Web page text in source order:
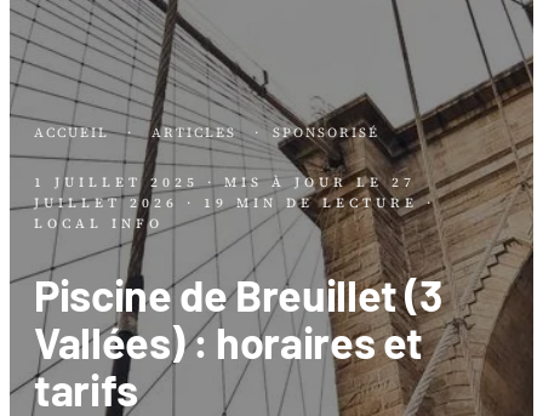
ACCUEIL · ARTICLES · SPONSORISÉ
1 JUILLET 2025 · MIS À JOUR LE27
JUILLET 2026
· 19 MIN DE LECTURE ·
LOCAL INFO
Piscine de Breuillet (3
Vallées) : horaires et
tarifs